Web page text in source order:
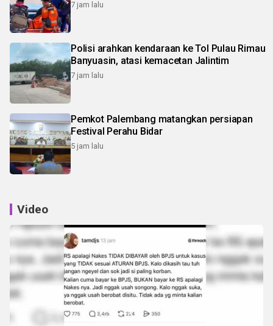
7 jam lalu
Polisi arahkan kendaraan ke Tol Pulau Rimau
Banyuasin, atasi kemacetan Jalintim
7 jam lalu
Pemkot Palembang matangkan persiapan
Festival Perahu Bidar
5 jam lalu
Video